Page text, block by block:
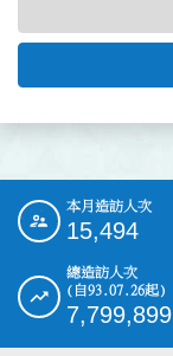
::: 本月造訪人次
15,494
總造訪人次
(自93.07.26起)
7,799,899